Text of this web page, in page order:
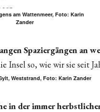
am Wattenmeer, Foto: Karin
Zander
Spaziergängen an
Insel so, wie wir sie seit
Weststrand, Foto: Karin Zander
in der immer